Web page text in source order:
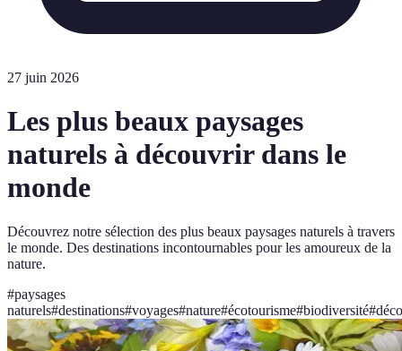
27 juin 2026
Les plus beaux paysages
naturels à découvrir dans le
monde
Découvrez notre sélection des plus beaux paysages naturels à travers
le monde. Des destinations incontournables pour les amoureux de la
nature.
#paysages
naturels#destinations#voyages#nature#écotourisme#biodiversité#